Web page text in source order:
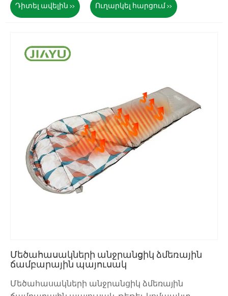
Դիտել ավելին >> Ուղարկել հարցում >>
Մեծահասակների անջրանցիկ ձմեռային
ճամբարային պայուսակ
Մեծահասակների անջրանցիկ ձմեռային